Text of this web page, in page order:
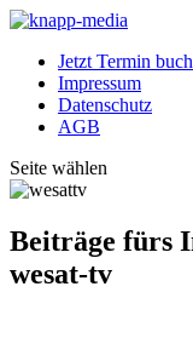
Jetzt Termin
Impressum
Datenschutz
AGB
Seite wählen
Beiträge fürs
wesat-tv